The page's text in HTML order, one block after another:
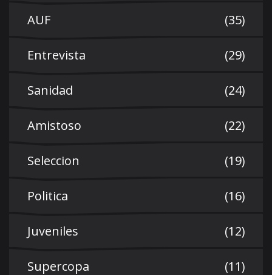
AUF (35)
Entrevista (29)
Sanidad (24)
Amistoso (22)
Seleccion (19)
Politica (16)
Juveniles (12)
Supercopa (11)